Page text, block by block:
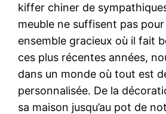
kiffer chiner de
meuble ne suffisent pas
ensemble gracieux où il fait
ces plus récentes années,
dans un monde où tout est
personnalisée. De la
sa maison jusqu’au pot de